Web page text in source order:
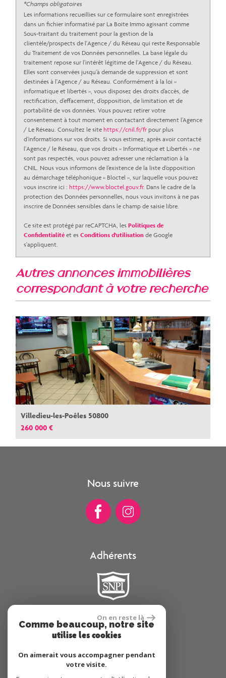
Habitants de 25 à 55 ans
Habitants de plus de 55 ans
30,77 %
Nombre d'enfants par famille
Familles sans enfant
45,01 %
Familles avec 1 ou 2 enfants
Maisons
Appartements
Familles avec 3 enfants
12,40 %
*Champs obligatoires
Les informations recueillies sur ce formulaire sont enregistrées
dans un fichier informatisé par La Boite Immo agissant comme
Sous-traitant du traitement pour la gestion de la
clientèle/prospects de l'Agence / du Réseau qui reste Responsable
du Traitement de vos Données personnelles. La base légale du
traitement repose sur l'intérêt légitime de l'Agence / du Réseau.
Elles sont conservées jusqu'à demande de suppression et sont
destinées à l'Agence / au Réseau. Conformément à la loi «
informatique et libertés », vous disposez des droits d’accès, de
rectification, d’effacement, d’opposition, de limitation et de
portabilité de vos données. Vous pouvez retirer votre
consentement à tout moment en contactant directement l’Agence
/ Le Réseau. Consultez le site https://cnil.fr/fr pour plus
d’informations sur vos droits. Si vous estimez, après avoir contacté
l'Agence / le Réseau, que vos droits « Informatique et Libertés » ne
sont pas respectés, vous pouvez adresser une réclamation à la
CNIL. Nous vous informons de l’existence de la liste d'opposition
au démarchage téléphonique « Bloctel », sur laquelle vous pouvez
vous inscrire ici : https://www.bloctel.gouv.fr. Dans le cadre de la
protection des Données personnelles, nous vous invitons à ne pas
inscrire de Données sensibles dans le champ de saisie libre.
Ce site est protégé par reCAPTCHA, les Politiques de
Confidentialité et es Conditions d'utilisation de Google
s'appliquent.
autres annonces immobilières
correspondant à votre recherche
Villedieu-les-Poêles 50800
260 000 €
Nous suivre
Adhérents
Se connecter
Espace propriétaire
On en reste là
Comme beaucoup, notre site
utilise les cookies
On aimerait vous accompagner pendant
votre visite.